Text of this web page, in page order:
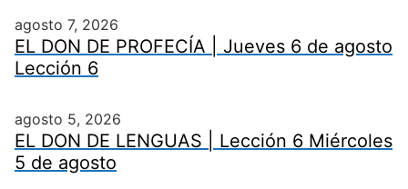
agosto 7, 2026
EL DON DE PROFECÍA | Jueves 6 de agosto
Lección 6
agosto 5, 2026
EL DON DE LENGUAS | Lección 6 Miércoles
5 de agosto